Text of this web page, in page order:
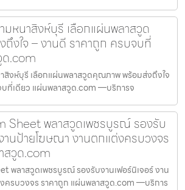
มหนาสิงห์บุรี เลือกแผ่นพลาสวูด
งใจ – งานดี ราคาถูก ครบจบที่
ด.com
สิงห์บุรี เลือกแผ่นพลาสวูดคุณภาพ พร้อมส่งถึงใจ
บที่เดียว แผ่นพลาสวูด.com —บริการจ
Sheet พลาสวูดเพชรบูรณ์ รองรับ
านป้ายโฆษณา งานตกแต่งครบวงจร
สวูด.com
พลาสวูดเพชรบูรณ์ รองรับงานเฟอร์นิเจอร์ งาน
ครบวงจร ราคาถูก แผ่นพลาสวูด.com —บริการ